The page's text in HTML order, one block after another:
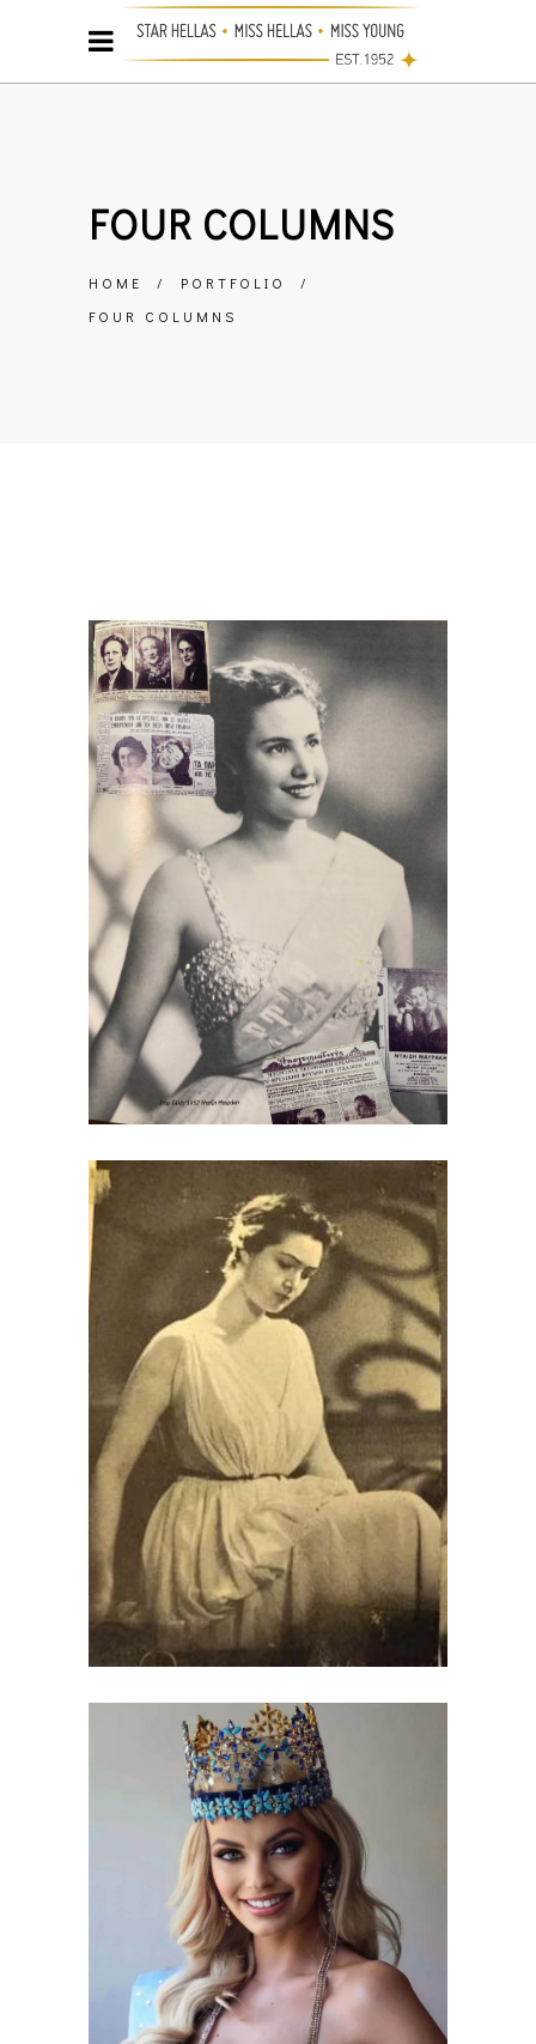
FOUR COLUMNS
HOME / PORTFOLIO
/
FOUR COLUMNS
Καλλιστεία 1952
1952 - 1962
Καλλιστεία 1953
1952 - 1962
Miss World 2021
MISS WORLD